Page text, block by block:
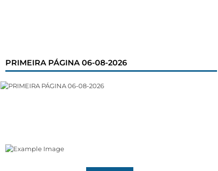
PRIMEIRA PÁGINA 06-08-2026